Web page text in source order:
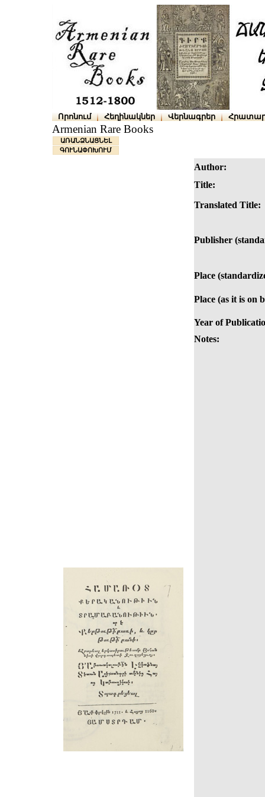
Որոնում Հեղինակներ Վերնագրեր
Armenian Rare Books
ԱՌԱՆՁՆԱՑՆԵԼ
ԳՈՒՆԱՓՈԽՈՒՄ
Author:
Title:
Translated Title:
Publisher
Place
Place (as it is on
Year of
Notes: